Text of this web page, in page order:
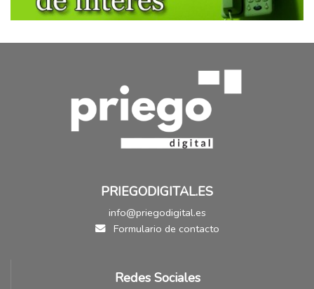
PRIEGODIGITAL.ES
info@priegodigital.es
Formulario de contacto
Redes Sociales